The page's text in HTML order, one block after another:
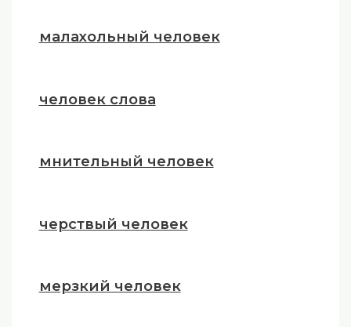
малахольный человек
человек слова
мнительный человек
черствый человек
мерзкий человек